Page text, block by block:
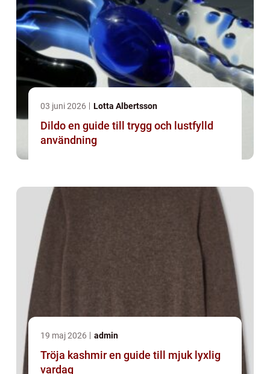
03 juni 2026 Lotta Albertsson
Dildo en guide till trygg och lustfylld
användning
19 maj 2026 admin
Tröja kashmir en guide till mjuk lyxlig
vardag